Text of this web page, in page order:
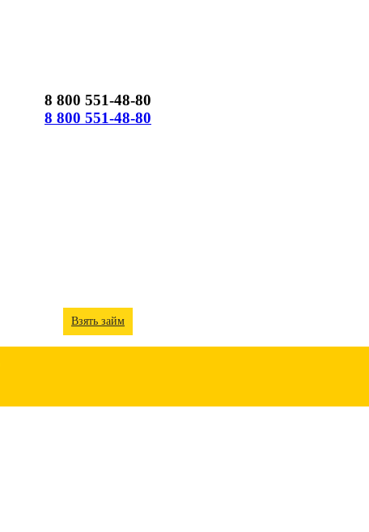
8 800 551-48-80
8 800 551-48-80
Взять займ